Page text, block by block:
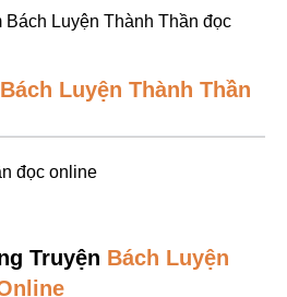
Luyện Thành Thần đọc
Bách Luyện Thành Thần
đọc online
Truyện Bách Luyện